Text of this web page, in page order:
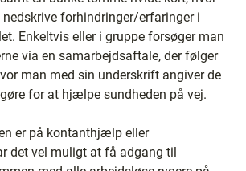
forhindringer/erfaringer i
Enkeltvis eller i gruppe forsøger man
via en samarbejdsaftale, der følger
man med sin underskrift angiver de
for at hjælpe sundheden på vej.
er på kontanthjælp eller
det vel muligt at få adgang til